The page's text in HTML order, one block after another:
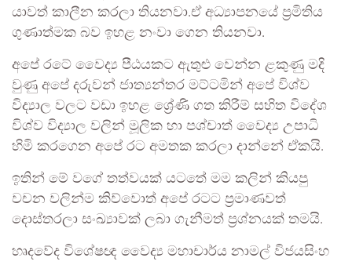
යාවත් කාලීන කරලා තියනවා.ඒ අධ්‍යාපනයේ ප්‍රමිතිය
ගුණාත්මක බව ඉහළ නංවා ගෙන තියනවා.
අපේ රටේ වෛද්‍ය පීඨයකට ඇතුළු වෙන්න ළකුණු මදි
වුණු අපේ දරුවන් ජාත්‍යන්තර මට්ටමින් අපේ විශ්ව
විද්‍යාල වලට වඩා ඉහළ ශ්‍රේණි ගත කිරීම් සහිත විදේශ
විශ්ව විද්‍යාල වලින් මූලික හා පශ්චාත් වෛද්‍ය උපාධි
හිමි කරගෙන අපේ රට අමතක කරලා දාන්නේ ඒකයි.
ඉතින් මේ වගේ තත්වයක් යටතේ මම කලින් කියපු
වචන වලින්ම කිව්වොත් අපේ රටට ප්‍රමාණවත්
දොස්තරලා සංඛ්‍යාවක් ලබා ගැනීමත් ප්‍රශ්නයක් තමයි.
හෘදවේද විශේෂඥ වෛද්‍ය මහාචාර්ය නාමල් විජයසිංහ